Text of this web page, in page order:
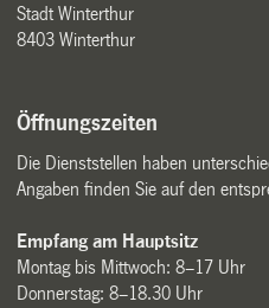
Stadt Winterthur
8403 Winterthur
Öffnungszeiten
Die Dienststellen haben
Angaben finden Sie auf den
Empfang am Hauptsitz
Montag bis Mittwoch: 8–17 Uhr
Donnerstag: 8–18.30 Uhr